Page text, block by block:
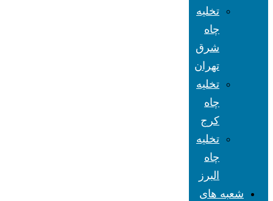
تخلیه
چاه
شرق
تهران
تخلیه
چاه
کرج
تخلیه
چاه
البرز
شعبه های